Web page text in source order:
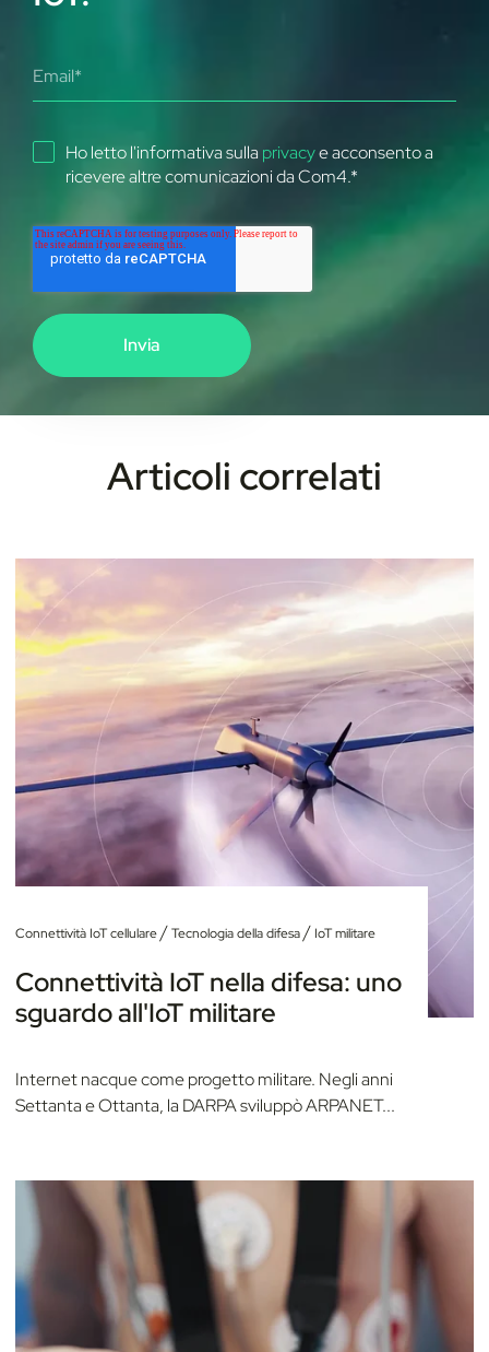
Ho letto l'informativa sulla privacye acconsento a
ricevere altre comunicazioni da Com4.*
Articoli correlati
Connettività IoT cellulare/Tecnologia della difesa/ IoT militare
Connettività IoT nella difesa: uno
sguardo all'IoT militare
Internet nacque come progetto militare. Negli anni
Settanta e Ottanta, la DARPA sviluppò ARPANET...